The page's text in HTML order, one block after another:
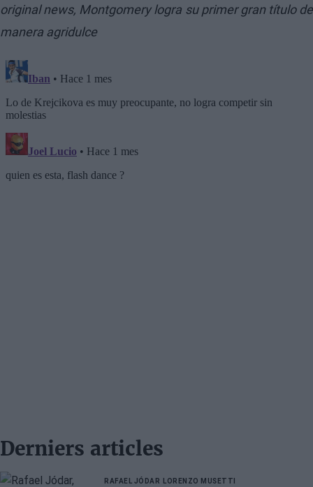
original news, Montgomery logra su primer gran título de
manera agridulce
Derniers articles
RAFAEL JÓDAR LORENZO MUSETTI